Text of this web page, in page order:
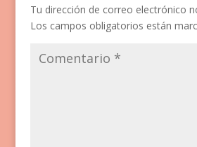
Tu dirección de correo electrónico
Los campos obligatorios están